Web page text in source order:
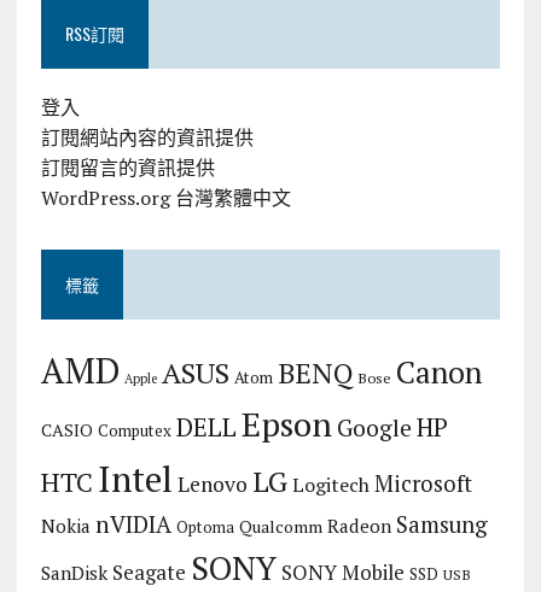
RSS訂閱
登入
訂閱網站內容的資訊提供
訂閱留言的資訊提供
WordPress.org 台灣繁體中文
標籤
AMD Apple ASUS Atom BENQ Bose Canon
CASIO Computex DELLEpson Google HP
HTC Intel Lenovo LG Logitech Microsoft
Nokia nVIDIA Optoma Qualcomm Radeon Samsung
SanDisk Seagate SONY SONY Mobile SSD USB